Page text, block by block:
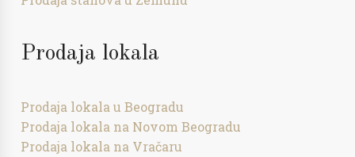
Prodaja lokala
Prodaja lokala u Beogradu
Prodaja lokala na Novom Beogradu
Prodaja lokala na Vračaru